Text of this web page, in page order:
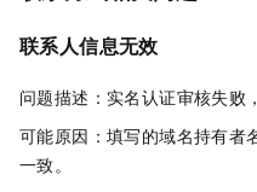
联系人信息无效
问题描述：实名认证审核失败
可能原因：填写的域名持有者
一致。